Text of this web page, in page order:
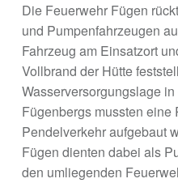
Die Feuerwehr Fügen
und Pumpenfahrzeugen
Fahrzeug am Einsatzort
Vollbrand der Hütte
Wasserversorgungslage
Fügenbergs mussten
Pendelverkehr aufgebaut
Fügen dienten dabei als
den umliegenden